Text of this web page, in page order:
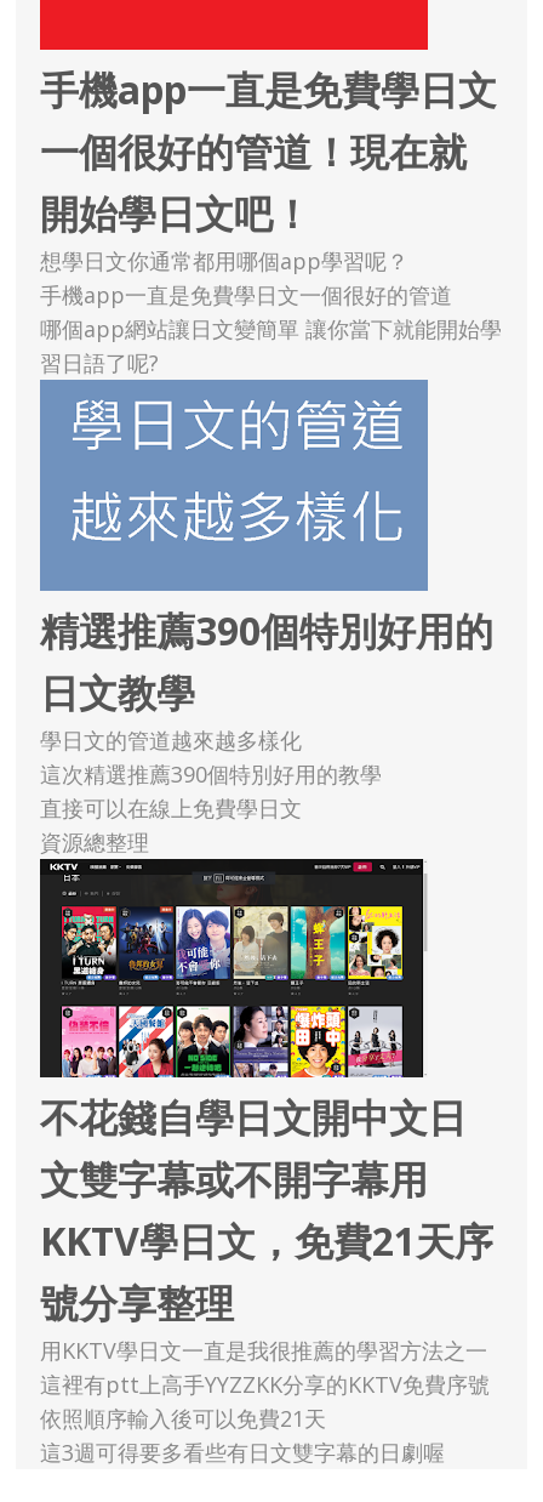
手機app一直是免費學日文
一個很好的管道！現在就
開始學日文吧！
想學日文你通常都用哪個app學習呢？
手機app一直是免費學日文一個很好的管道
哪個app網站讓日文變簡單 讓你當下就能開始學
習日語了呢?
精選推薦390個特別好用的
日文教學
學日文的管道越來越多樣化
這次精選推薦390個特別好用的教學
直接可以在線上免費學日文
資源總整理
不花錢自學日文開中文日
文雙字幕或不開字幕用
KKTV學日文，免費21天序
號分享整理
用KKTV學日文一直是我很推薦的學習方法之一
這裡有ptt上高手YYZZKK分享的KKTV免費序號
依照順序輸入後可以免費21天
這3週可得要多看些有日文雙字幕的日劇喔